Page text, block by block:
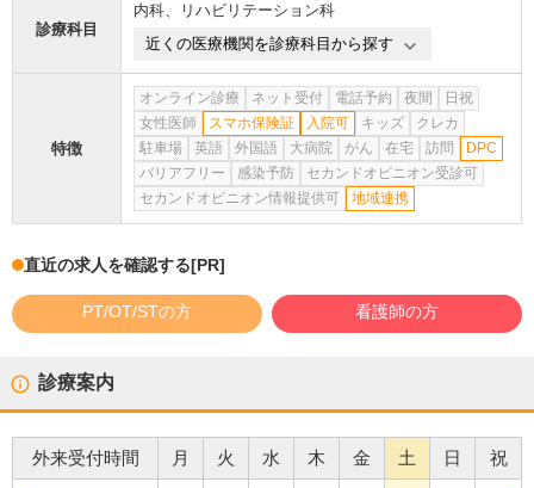
診療科目
内科、
リハビリテーション科
近くの医療機関を診療科目から探す
特徴
オンライン診療 ネット受付 電話予約 夜間
日祝
女性医師
スマホ保険証 入院可 キッズ
クレカ
駐車場
英語 外国語 大病院 がん 在宅 訪問
DPC
バリアフリー
感染予防
セカンドオピニオン受診可
セカンドオピニオン情報提供可
地域連携
直近の求人を確認する[PR]
PT/OT/STの方 看護師の方
診療案内
外来受付時間 月 火 水 木 金 土 日 祝